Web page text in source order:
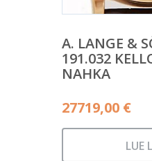
A. LANGE &
191.032
NAHKA
27719,00 €
LUE